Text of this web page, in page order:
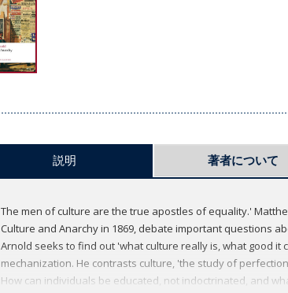
説明 著者について
The men of culture are the true apostles of equality.'
Culture and Anarchy in 1869, debate important questions
Arnold seeks to find out 'what culture really is, what good
mechanization. He contrasts culture, 'the study of
How can individuals be educated, not indoctrinated, and